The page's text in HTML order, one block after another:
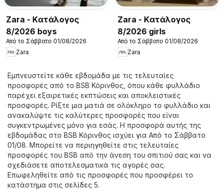
Zara - Kατάλογος
8/2026 boys
Από το Σάββατο 01/08/2026
Zara
Zara - Kατάλογος
8/2026 girls
Από το Σάββατο 01/08/2026
Zara
Εμπνευστείτε κάθε εβδομάδα με τις τελευταίες
προσφορές από το BSB Κόρινθος, όπου κάθε φυλλάδιο
παρέχει εξαιρετικές εκπτώσεις και αποκλειστικές
προσφορές. Ρίξτε μια ματιά σε ολόκληρο το φυλλάδιο και
ανακαλύψτε τις καλύτερες προσφορές που είναι
συγκεντρωμένες μόνο για εσάς. Η προσφορά αυτής της
εβδομάδας στο BSB Κόρινθος ισχύει για Από το Σάββατο
01/08. Μπορείτε να περιηγηθείτε στις τελευταίες
προσφορές του BSB από την άνεση του σπιτιού σας και να
σχεδιάσετε αποτελεσματικά τις αγορές σας.
Επωφεληθείτε από τις προσφορές που προσφέρει το
κατάστημα στις σελίδες 5.